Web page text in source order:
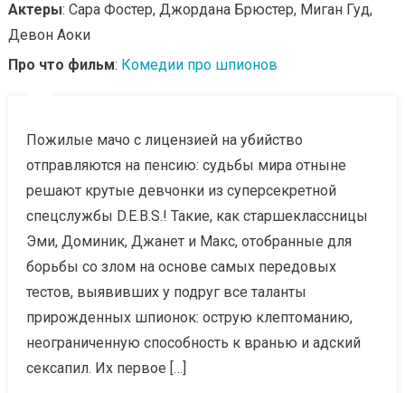
Актеры: Сара Фостер, Джордана Брюстер, Миган Гуд,
Девон Аоки
Про что фильм: Комедии про шпионов
Пожилые мачо с лицензией на убийство
отправляются на пенсию: судьбы мира отныне
решают крутые девчонки из суперсекретной
спецслужбы D.E.B.S.! Такие, как старшеклассницы
Эми, Доминик, Джанет и Макс, отобранные для
борьбы со злом на основе самых передовых
тестов, выявивших у подруг все таланты
прирожденных шпионок: острую клептоманию,
неограниченную способность к вранью и адский
сексапил. Их первое […]